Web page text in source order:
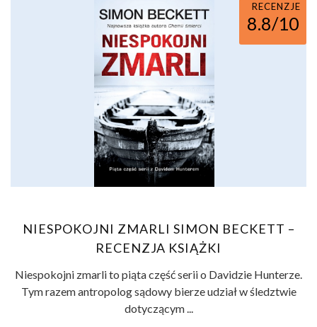
RECENZJE
8.8/10
NIESPOKOJNI ZMARLI SIMON BECKETT –
RECENZJA KSIĄŻKI
Niespokojni zmarli to piąta część serii o Davidzie Hunterze.
Tym razem antropolog sądowy bierze udział w śledztwie
dotyczącym ...